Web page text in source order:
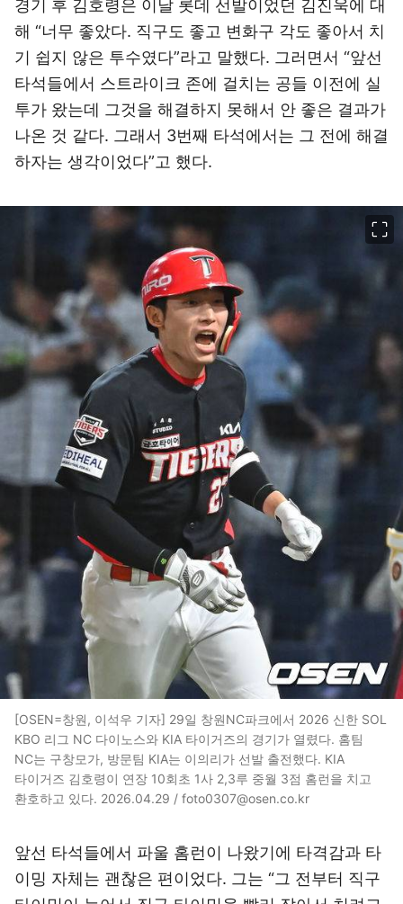
경기 후 김호령은 이날 롯데 선발이었던 김진욱에 대
해 “너무 좋았다. 직구도 좋고 변화구 각도 좋아서 치
기 쉽지 않은 투수였다”라고 말했다. 그러면서 “앞선
타석들에서 스트라이크 존에 걸치는 공들 이전에 실
투가 왔는데 그것을 해결하지 못해서 안 좋은 결과가
나온 것 같다. 그래서 3번째 타석에서는 그 전에 해결
하자는 생각이었다”고 했다.
[OSEN=창원, 이석우 기자] 29일 창원NC파크에서 2026 신한 SOL
KBO 리그 NC 다이노스와 KIA 타이거즈의 경기가 열렸다. 홈팀
NC는 구창모가, 방문팀 KIA는 이의리가 선발 출전했다. KIA
타이거즈 김호령이 연장 10회초 1사 2,3루 중월 3점 홈런을 치고
환호하고 있다. 2026.04.29 / foto0307@osen.co.kr
앞선 타석들에서 파울 홈런이 나왔기에 타격감과 타
이밍 자체는 괜찮은 편이었다. 그는 “그 전부터 직구